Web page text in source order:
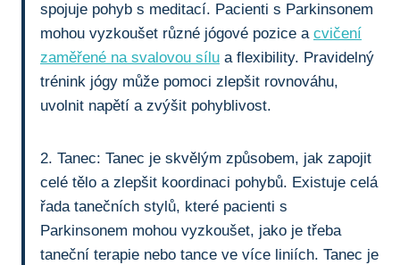
spojuje pohyb⁢ s meditací. Pacienti s Parkinsonem
mohou vyzkoušet různé jógové pozice a cvičení
zaměřené na svalovou sílu a flexibility. Pravidelný
trénink jógy může pomoci zlepšit rovnováhu,
uvolnit napětí a zvýšit pohyblivost.
2. Tanec: Tanec je skvělým způsobem, jak zapojit
celé tělo a zlepšit‌ koordinaci ⁣pohybů. Existuje celá
řada tanečních stylů, které pacienti s
Parkinsonem mohou vyzkoušet, jako je třeba
taneční terapie nebo tance⁣ ve‍ více liniích. Tanec je